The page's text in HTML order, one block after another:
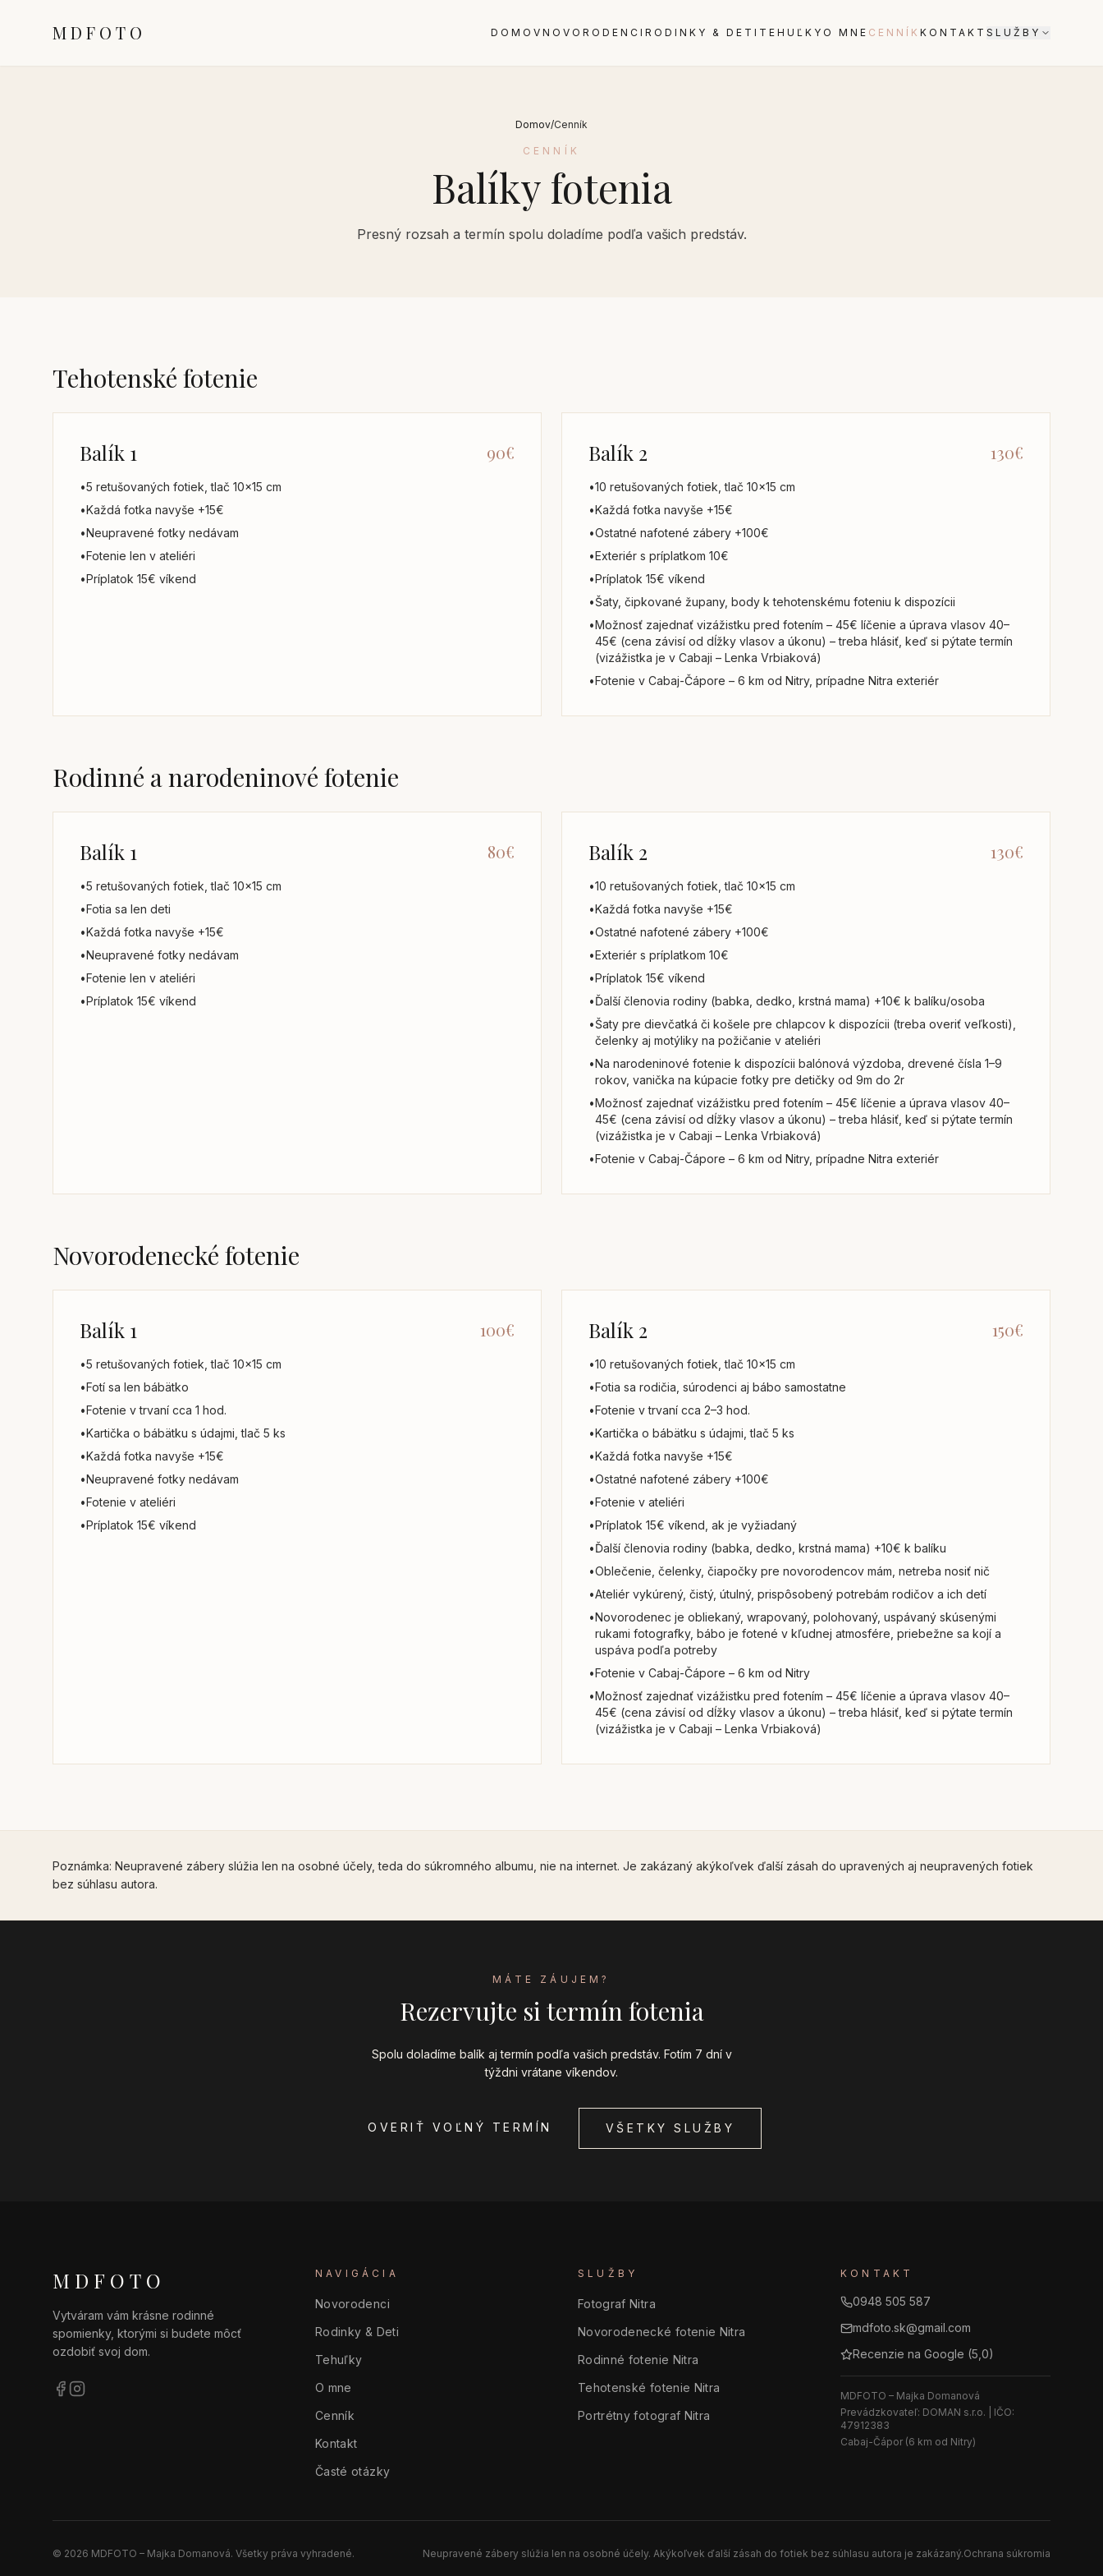
MDFOTO DOMOV NOVORODENCI RODINKY & DETI TEHUĽKY O MNE CENNÍK KONTAKT SLUŽBY
Domov/Cenník
CENNÍK
Balíky fotenia
Presný rozsah a termín spolu doladíme podľa vašich predstáv.
Tehotenské fotenie
Balík 1 90€
•5 retušovaných fotiek, tlač 10x15 cm
•Každá fotka navyše +15€
•Neupravené fotky nedávam
•Fotenie len v ateliéri
•Príplatok 15€ víkend
Balík 2 130€
•10 retušovaných fotiek, tlač 10x15 cm
•Každá fotka navyše +15€
•Ostatné nafotené zábery +100€
•Exteriér s príplatkom 10€
•Príplatok 15€ víkend
•Šaty, čipkované župany, body k tehotenskému foteniu k dispozícii
•Možnosť zajednať vizážistku pred fotením – 45€ líčenie a úprava vlasov 40–
45€ (cena závisí od dĺžky vlasov a úkonu) – treba hlásiť, keď si pýtate termín
(vizážistka je v Cabaji – Lenka Vrbiaková)
•Fotenie v Cabaj-Čápore – 6 km od Nitry, prípadne Nitra exteriér
Rodinné a narodeninové fotenie
Balík 1 80€
•5 retušovaných fotiek, tlač 10x15 cm
•Fotia sa len deti
•Každá fotka navyše +15€
•Neupravené fotky nedávam
•Fotenie len v ateliéri
•Príplatok 15€ víkend
Balík 2 130€
•10 retušovaných fotiek, tlač 10x15 cm
•Každá fotka navyše +15€
•Ostatné nafotené zábery +100€
•Exteriér s príplatkom 10€
•Príplatok 15€ víkend
•Ďalší členovia rodiny (babka, dedko, krstná mama) +10€ k balíku/osoba
•Šaty pre dievčatká či košele pre chlapcov k dispozícii (treba overiť veľkosti),
čelenky aj motýliky na požičanie v ateliéri
•Na narodeninové fotenie k dispozícii balónová výzdoba, drevené čísla 1–9
rokov, vanička na kúpacie fotky pre detičky od 9m do 2r
•Možnosť zajednať vizážistku pred fotením – 45€ líčenie a úprava vlasov 40–
45€ (cena závisí od dĺžky vlasov a úkonu) – treba hlásiť, keď si pýtate termín
(vizážistka je v Cabaji – Lenka Vrbiaková)
•Fotenie v Cabaj-Čápore – 6 km od Nitry, prípadne Nitra exteriér
Novorodenecké fotenie
Balík 1 100€
•5 retušovaných fotiek, tlač 10x15 cm
•Fotí sa len bábätko
•Fotenie v trvaní cca 1 hod.
•Kartička o bábätku s údajmi, tlač 5 ks
•Každá fotka navyše +15€
•Neupravené fotky nedávam
•Fotenie v ateliéri
•Príplatok 15€ víkend
Balík 2 150€
•10 retušovaných fotiek, tlač 10x15 cm
•Fotia sa rodičia, súrodenci aj bábo samostatne
•Fotenie v trvaní cca 2–3 hod.
•Kartička o bábätku s údajmi, tlač 5 ks
•Každá fotka navyše +15€
•Ostatné nafotené zábery +100€
•Fotenie v ateliéri
•Príplatok 15€ víkend, ak je vyžiadaný
•Ďalší členovia rodiny (babka, dedko, krstná mama) +10€ k balíku
•Oblečenie, čelenky, čiapočky pre novorodencov mám, netreba nosiť nič
•Ateliér vykúrený, čistý, útulný, prispôsobený potrebám rodičov a ich detí
•Novorodenec je obliekaný, wrapovaný, polohovaný, uspávaný skúsenými
rukami fotografky, bábo je fotené v kľudnej atmosfére, priebežne sa kojí a
uspáva podľa potreby
•Fotenie v Cabaj-Čápore – 6 km od Nitry
•Možnosť zajednať vizážistku pred fotením – 45€ líčenie a úprava vlasov 40–
45€ (cena závisí od dĺžky vlasov a úkonu) – treba hlásiť, keď si pýtate termín
(vizážistka je v Cabaji – Lenka Vrbiaková)
Poznámka: Neupravené zábery slúžia len na osobné účely, teda do súkromného albumu, nie na internet. Je zakázaný akýkoľvek ďalší zásah do upravených aj neupravených fotiek
bez súhlasu autora.
MÁTE ZÁUJEM?
Rezervujte si termín fotenia
Spolu doladíme balík aj termín podľa vašich predstáv. Fotím 7 dní v
týždni vrátane víkendov.
OVERIŤ VOĽNÝ TERMÍN VŠETKY SLUŽBY
MDFOTO
Vytváram vám krásne rodinné
spomienky, ktorými si budete môcť
ozdobiť svoj dom.
NAVIGÁCIA
Novorodenci
Rodinky & Deti
Tehuľky
O mne
Cenník
Kontakt
Časté otázky
SLUŽBY
Fotograf Nitra
Novorodenecké fotenie Nitra
Rodinné fotenie Nitra
Tehotenské fotenie Nitra
Portrétny fotograf Nitra
KONTAKT
0948 505 587
mdfoto.sk@gmail.com
Recenzie na Google (5,0)
MDFOTO – Majka Domanová
Prevádzkovateľ: DOMAN s.r.o. | IČO:
47912383
Cabaj-Čápor (6 km od Nitry)
© 2026 MDFOTO – Majka Domanová. Všetky práva vyhradené. Neupravené zábery slúžia len na osobné účely. Akýkoľvek ďalší zásah do fotiek bez súhlasu autora je zakázaný.Ochrana súkromia